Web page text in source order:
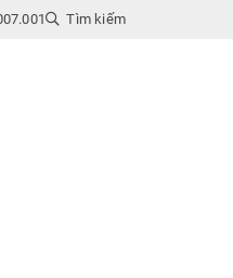
Tìm kiếm